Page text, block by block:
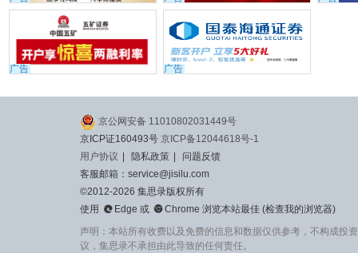
广告 广告
京公网安备 11010802031449号
京ICP证160493号 京ICP备12044618号-1
用户协议
隐私政策
问题反馈
客服邮箱：service@jisilu.com
©2012-2026 集思录版权所有
使用
 Edge 或 Chrome 浏览本站最佳 (检查我的浏览器)
声明：本站所有收费以及免费的信息和数据仅供参考，不构成投
议，集思录不承担由此导致的任何责任。